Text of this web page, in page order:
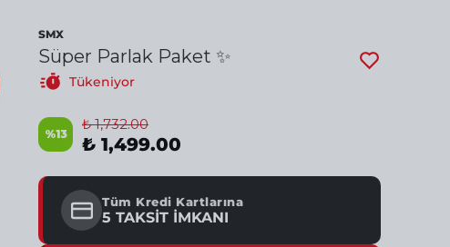
SMX
Süper Parlak Paket ✨
Tükeniyor
%13
₺ 1,732.00
₺ 1,499.00
Tüm Kredi Kartlarına
5 TAKSİT İMKANI